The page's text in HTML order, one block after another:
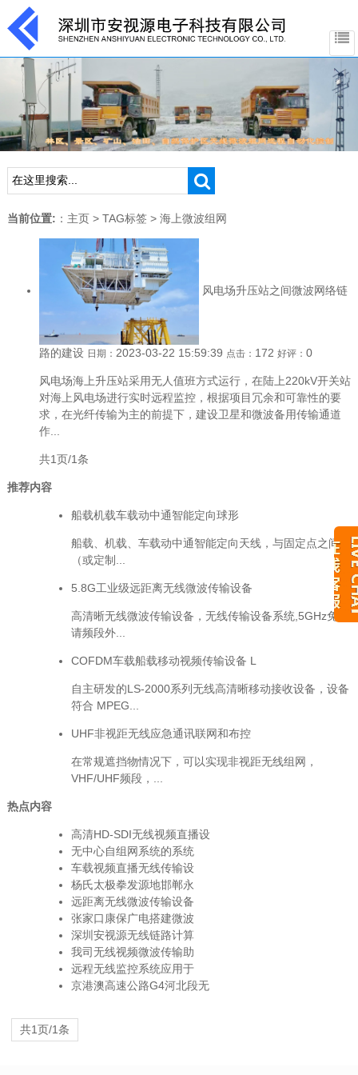
当前位置: ： 主页> TAG标签> 海上微波组网
风电场升压站之间微波网络链
路的建设 日期： 2023-03-22 15:59:39 点击： 172 好评： 0
风电场海上升压站采用无人值班方式运行，在陆上220kV开关站
对海上风电场进行实时远程监控，根据项目冗余和可靠性的要
求，在光纤传输为主的前提下，建设卫星和微波备用传输通道
作...
共1页/1条
推荐内容
船载机载车载动中通智能定向球形
船载、机载、车载动中通智能定向天线，与固定点之间
（或定制...
5.8G工业级远距离无线微波传输设备
高清晰无线微波传输设备，无线传输设备系统,5GHz免申
请频段外...
COFDM车载船载移动视频传输设备 L
自主研发的LS-2000系列无线高清晰移动接收设备，设备
符合 MPEG...
UHF非视距无线应急通讯联网和布控
在常规遮挡物情况下，可以实现非视距无线组网，
VHF/UHF频段，...
热点内容
高清HD-SDI无线视频直播设
无中心自组网系统的系统
车载视频直播无线传输设
杨氏太极拳发源地邯郸永
远距离无线微波传输设备
张家口康保广电搭建微波
深圳安视源无线链路计算
我司无线视频微波传输助
远程无线监控系统应用于
京港澳高速公路G4河北段无
共1页/1条